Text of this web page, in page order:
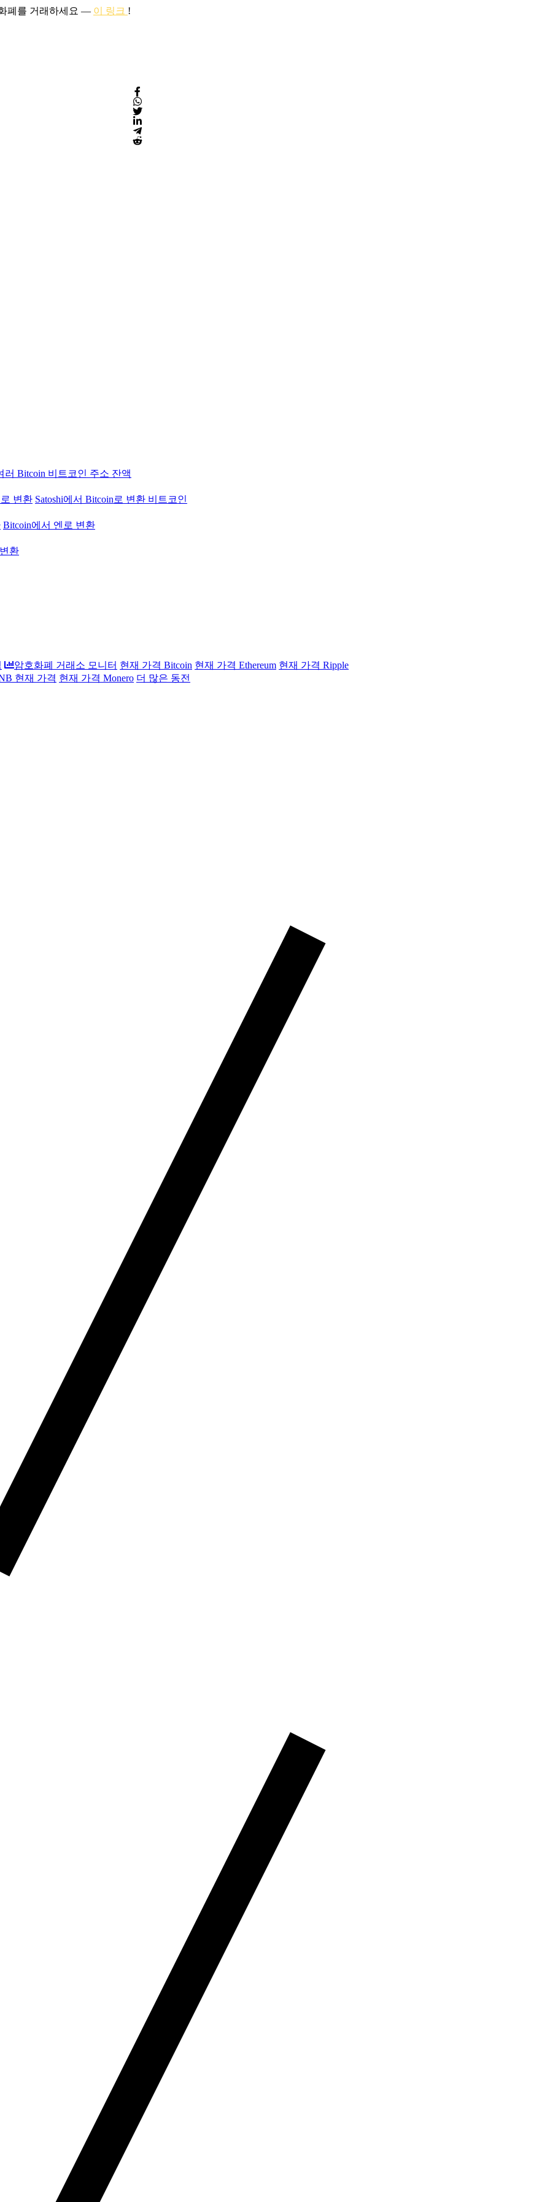
폐를 거래하세요 — 이 링크 !
러 Bitcoin 비트코인 주소 잔액
로 변환 Satoshi에서 Bitcoin로 변환 비트코인
Bitcoin에서 엔로 변환
환
암호화폐 거래소 모니터 현재 가격 Bitcoin 현재 가격 Ethereum 현재 가격 Ripple
현재 가격 현재 가격 Monero 더 많은 동전